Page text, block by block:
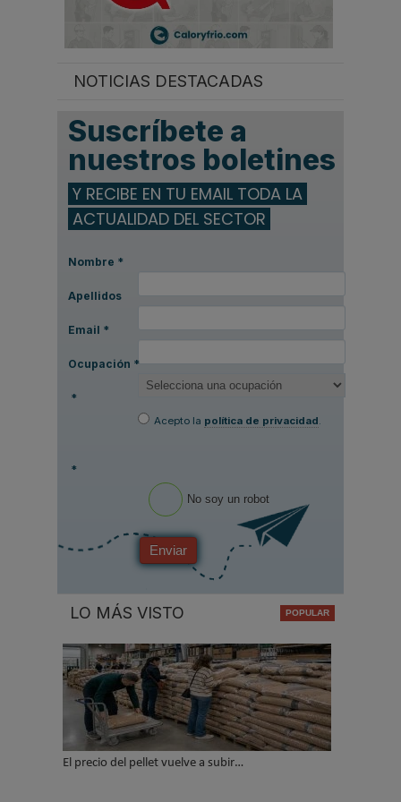
NOTICIAS DESTACADAS
Suscríbete a
nuestros boletines
Y RECIBE EN TU EMAIL TODA LA
ACTUALIDAD DEL SECTOR
Nombre *
Apellidos
Email *
Ocupación *
*
Acepto la política de privacidad.
*
No soy un robot
Enviar
LO MÁS VISTO
El precio del pellet vuelve a subir…